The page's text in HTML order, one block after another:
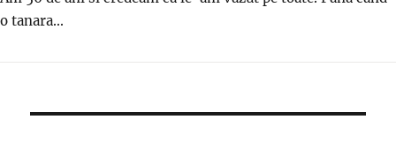
o tanara...